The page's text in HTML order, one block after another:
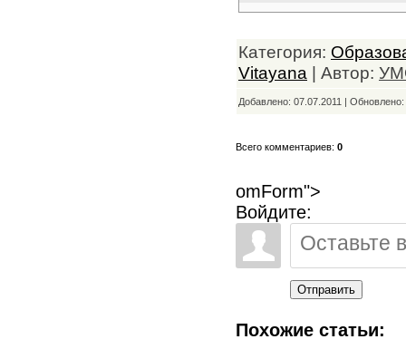
Категория:
Vitayana | Автор:
Добавлено: 07.07.2011 | Обновлено:
Всего комментариев: 0
omForm">
Войдите:
Отправить
Похожие статьи: